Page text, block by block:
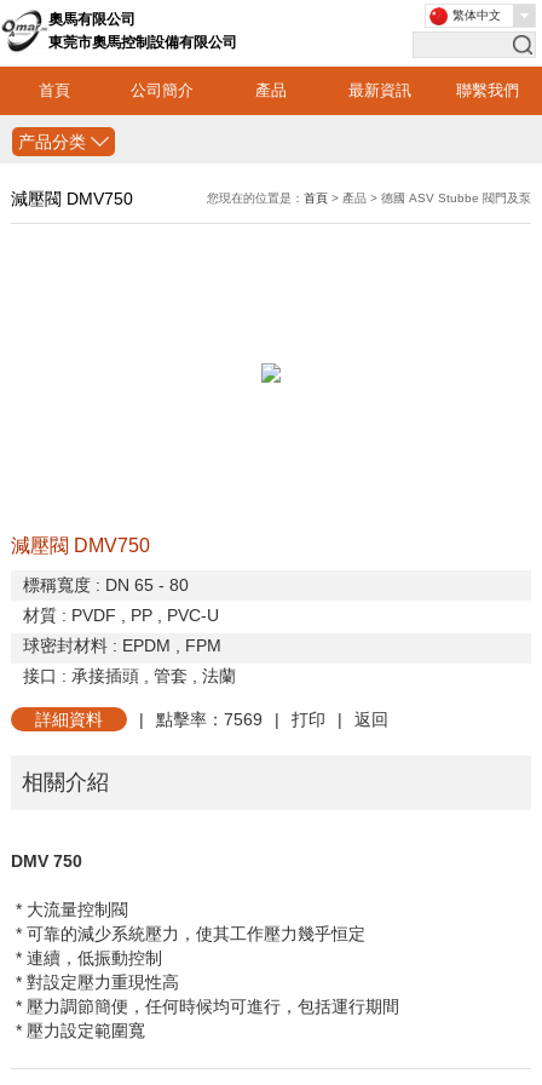
奧馬有限公司
東莞市奧馬控制設備有限公司
首頁 公司簡介 產品 最新資訊 聯繫我們
繁体中文
产品分类
減壓閥 DMV750 您現在的位置是：首頁 > 產品 > 德國 ASV Stubbe 閥門及泵
減壓閥 DMV750
標稱寬度: DN 65 - 80
材質: PVDF , PP , PVC-U
球密封材料: EPDM , FPM
接口 : 承接插頭, 管套 , 法蘭
詳細資料 | 點擊率：7569 | 打印 | 返回
相關介紹
DMV 750
* 大流量控制閥
* 可靠的減少系統壓力，使其工作壓力幾乎恒定
* 連續，低振動控制
* 對設定壓力重現性高
* 壓力調節簡便，任何時候均可進行，包括運行期間
* 壓力設定範圍寬